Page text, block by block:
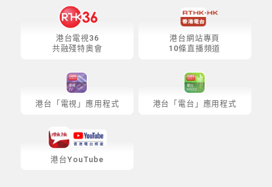
港台電視36
共融殘特奧會
港台網站專頁
10條直播頻道
港台「電視」應用程式 港台「電台」應用程式
港台YouTube